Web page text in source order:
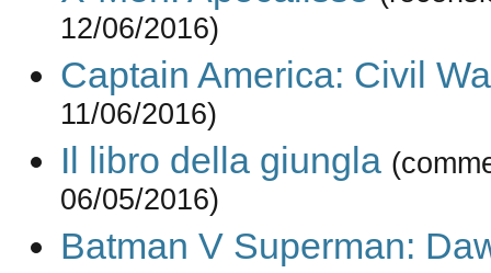
12/06/2016)
Captain America: Civil
11/06/2016)
Il libro della giungla
06/05/2016)
Batman V Superman: